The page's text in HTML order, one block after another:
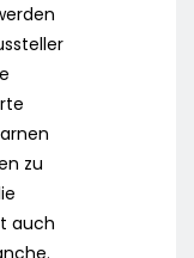
zu
auch